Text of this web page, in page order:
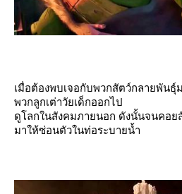
เมื่อต้องพบเจอกับพวกสัตว์กลายพันธุ์
พวกลูกเต่าวัยเด็กออกไป
ดูโลกในสังคมภายนอก ดังนั้นจนคอย
มาให้ซ่อนตัวในท่อระบายน้ำ